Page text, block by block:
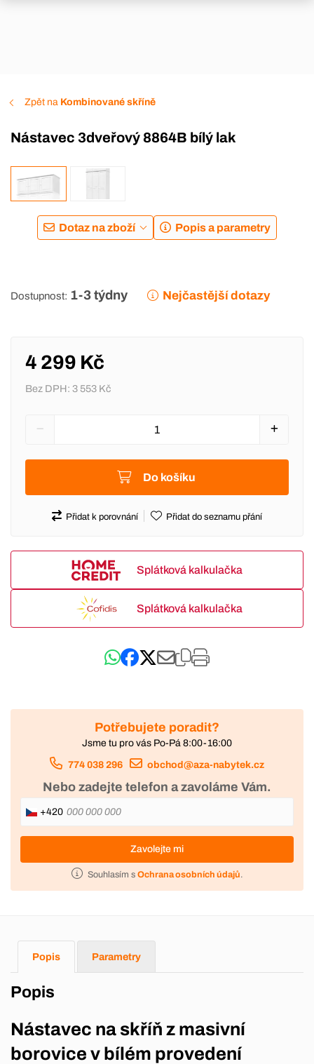
Zpět na Kombinované skříně
Nástavec 3dveřový 8864B bílý lak
Dotaz na zboží Popis a parametry
Dostupnost: 1-3 týdny Nejčastější dotazy
4 299 Kč
Bez DPH: 3 553 Kč
Do košíku
Přidat k porovnání Přidat do seznamu přání
Splátková kalkulačka
Splátková kalkulačka
Potřebujete poradit?
Jsme tu pro vás Po-Pá 8:00-16:00
774 038 296 obchod@aza-nabytek.cz
Nebo zadejte telefon a zavoláme Vám.
+420
Zavolejte mi
Souhlasím s Ochrana osobních údajů.
Popis Parametry
Popis
Nástavec na skříň z masivní
borovice v bílém provedení